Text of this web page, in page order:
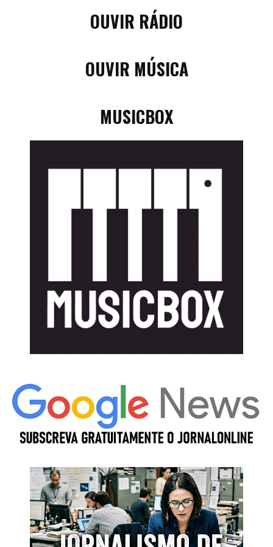
OUVIR RÁDIO
OUVIR MÚSICA
MUSICBOX